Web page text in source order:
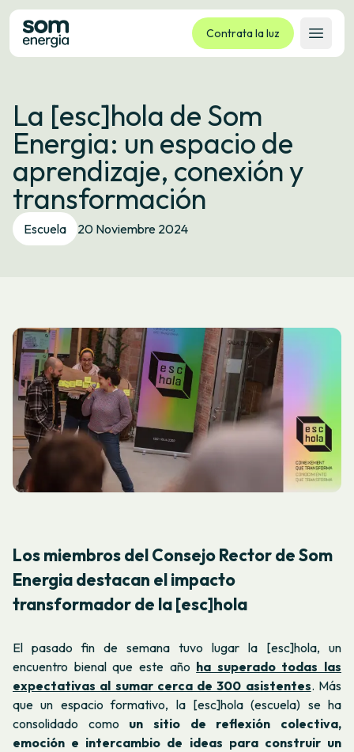
Contrata la luz
Abrir
Tarifas
Servicios
Empresas
La cooperativa
Contacto
Trámites
La [esc]hola de Som
Energia: un espacio de
aprendizaje, conexión y
transformación
Escuela 20 Noviembre 2024
Los miembros del Consejo Rector de Som
Energia destacan el impacto
transformador de la [esc]hola
El pasado fin de semana tuvo lugar la [esc]hola, un
encuentro bienal que este año ha superado todas las
expectativas al sumar cerca de 300 asistentes. Más
que un espacio formativo, la [esc]hola (escuela) se ha
consolidado como un sitio de reflexión colectiva,
emoción e intercambio de ideas para construir un